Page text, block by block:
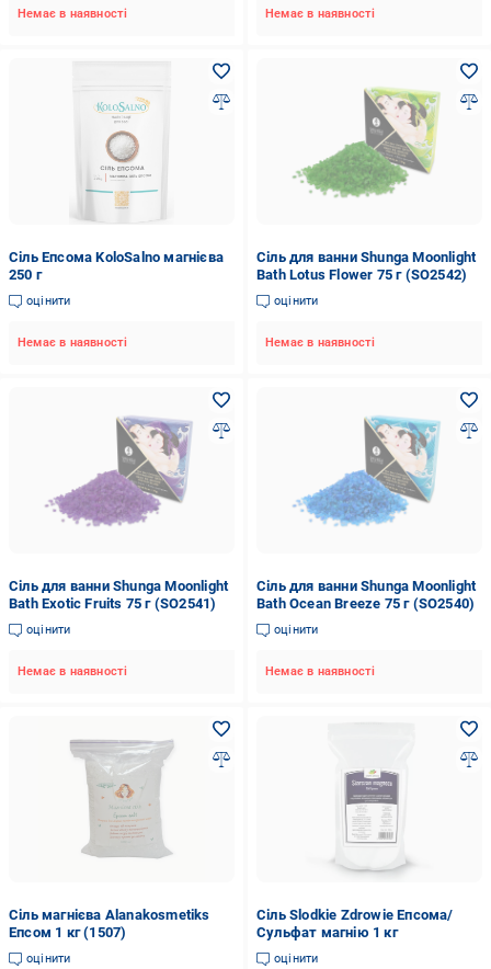
Немає в наявності Немає в наявності
Сіль Епсома KoloSalno магнієва
250 г
оцінити
Немає в наявності
Сіль для ванни Shunga Moonlight
Bath Lotus Flower 75 г (SO2542)
оцінити
Немає в наявності
Сіль для ванни Shunga Moonlight
Bath Exotic Fruits 75 г (SO2541)
оцінити
Немає в наявності
Сіль для ванни Shunga Moonlight
Bath Ocean Breeze 75 г (SO2540)
оцінити
Немає в наявності
Сіль магнієва Alanakosmetiks
Епсом 1 кг (1507)
оцінити
Сіль Slodkie Zdrowie Епсома/
Сульфат магнію 1 кг
оцінити